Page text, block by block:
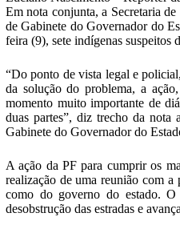
Em nota conjunta, a Secretaria
de Gabinete do Governador do
feira (9), sete indígenas suspeitos
“Do ponto de vista legal e
da solução do problema, a
momento muito importante de
duas partes”, diz trecho da nota
Gabinete do Governador do
A ação da PF para cumprir os
realização de uma reunião com a
como do governo do estado.
desobstrução das estradas e